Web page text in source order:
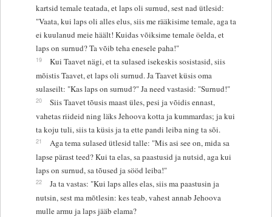
kartsid temale teatada, et laps oli surnud, sest nad ütlesid:
"Vaata, kui laps oli alles elus, siis me rääkisime temale, aga ta
ei kuulanud meie häält! Kuidas võiksime temale öelda, et
laps on surnud? Ta võib teha enesele paha!"
19
Kui Taavet nägi, et ta sulased isekeskis sosistasid, siis
mõistis Taavet, et laps oli surnud. Ja Taavet küsis oma
sulaseilt: "Kas laps on surnud?" Ja need vastasid: "Surnud!"
20
Siis Taavet tõusis maast üles, pesi ja võidis ennast,
vahetas riideid ning läks Jehoova kotta ja kummardas; ja kui
ta koju tuli, siis ta küsis ja ta ette pandi leiba ning ta sõi.
21
Aga tema sulased ütlesid talle: "Mis asi see on, mida sa
lapse pärast teed? Kui ta elas, sa paastusid ja nutsid, aga kui
laps on surnud, sa tõused ja sööd leiba!"
22
Ja ta vastas: "Kui laps alles elas, siis ma paastusin ja
nutsin, sest ma mõtlesin: kes teab, vahest annab Jehoova
mulle armu ja laps jääb elama?